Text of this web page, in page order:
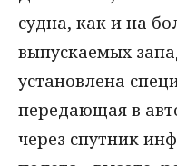
судна, как и на
выпускаемых
установлена
передающая в
через спутник